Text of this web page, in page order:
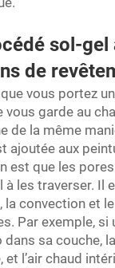
sol-
de
vous portez
garde au
de la même
ajoutée aux
est que les pores
à les traverser. Il
convection et
Par exemple, si
sa couche,
l’air chaud